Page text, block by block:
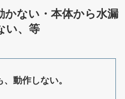
かない・本体から水漏
い、等
動作しない。